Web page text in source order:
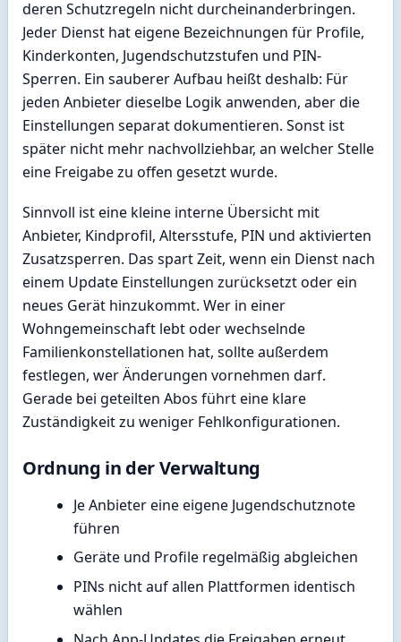
deren Schutzregeln nicht durcheinanderbringen.
Jeder Dienst hat eigene Bezeichnungen für Profile,
Kinderkonten, Jugendschutzstufen und PIN-
Sperren. Ein sauberer Aufbau heißt deshalb: Für
jeden Anbieter dieselbe Logik anwenden, aber die
Einstellungen separat dokumentieren. Sonst ist
später nicht mehr nachvollziehbar, an welcher Stelle
eine Freigabe zu offen gesetzt wurde.
Sinnvoll ist eine kleine interne Übersicht mit
Anbieter, Kindprofil, Altersstufe, PIN und aktivierten
Zusatzsperren. Das spart Zeit, wenn ein Dienst nach
einem Update Einstellungen zurücksetzt oder ein
neues Gerät hinzukommt. Wer in einer
Wohngemeinschaft lebt oder wechselnde
Familienkonstellationen hat, sollte außerdem
festlegen, wer Änderungen vornehmen darf.
Gerade bei geteilten Abos führt eine klare
Zuständigkeit zu weniger Fehlkonfigurationen.
Ordnung in der Verwaltung
Je Anbieter eine eigene Jugendschutznote
führen
Geräte und Profile regelmäßig abgleichen
PINs nicht auf allen Plattformen identisch
wählen